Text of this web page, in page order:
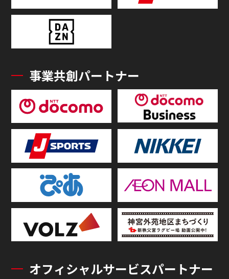
事業共創パートナー
オフィシャルサービスパートナー